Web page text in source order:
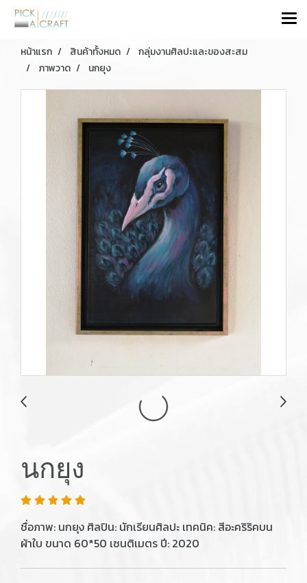
หน้าแรก สินค้าทั้งหมด
กลุ่มงานศิลปะและของสะสม
ภาพวาด
นกยุง
นกยุง
ชื่อภาพ: นกยุง ศิลปิน: นักเรียนศิลปะ เทคนิค: สีอะคริริคบน
ผ้าใบ ขนาด 60*50 เซนติเมตร ปี: 2020